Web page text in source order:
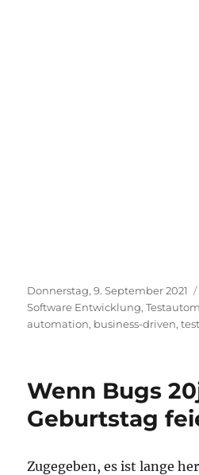
Veröffentlicht
am
Donnerstag, 9. September 2021
Software Entwicklung,
automation, business-driven,test
Wenn Bugs
Geburtstag
Zugegeben, es ist lange